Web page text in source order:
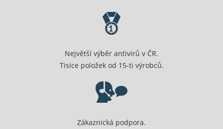
Největší výběr antivirů v ČR.
Tisíce položek od 15-ti výrobců.
Zákaznická podpora.